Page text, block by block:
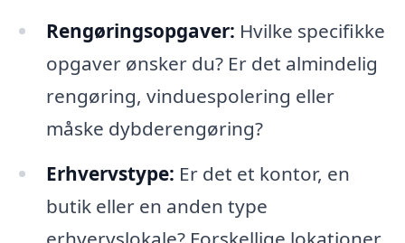
Rengøringsopgaver: Hvilke specifikke
opgaver ønsker du? Er det almindelig
rengøring, vinduespolering eller
måske dybderengøring?
Erhvervstype: Er det et kontor, en
butik eller en anden type